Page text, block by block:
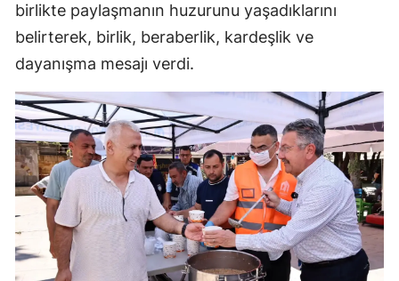
birlikte paylaşmanın huzurunu yaşadıklarını
belirterek, birlik, beraberlik, kardeşlik ve
dayanışma mesajı verdi.